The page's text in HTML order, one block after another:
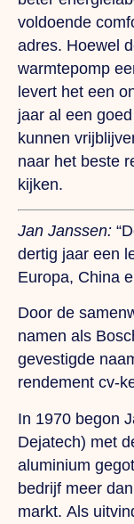
voldoende
adres. Hoewel
warmtepomp
levert het een
jaar al een
kunnen
naar het beste
kijken.
Jan Janssen:
dertig jaar een
Europa, China
Door de
namen als
gevestigde
rendement cv-
In 1970 begon
Dejatech) met
aluminium
bedrijf meer
markt. Als